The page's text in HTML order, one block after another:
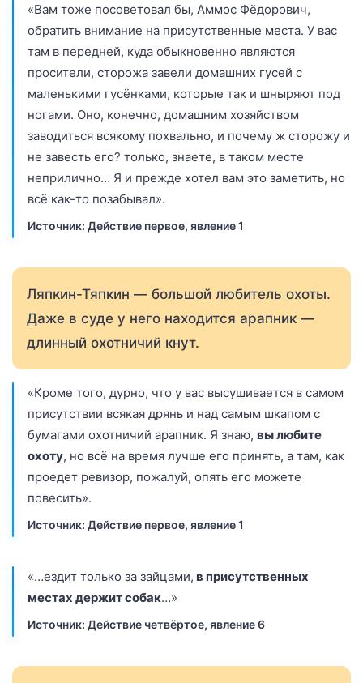
«Вам тоже посоветовал бы, Аммос Фёдорович,
обратить внимание на присутственные места. У вас
там в передней, куда обыкновенно являются
просители, сторожа завели домашних гусей с
маленькими гусёнками, которые так и шныряют под
ногами. Оно, конечно, домашним хозяйством
заводиться всякому похвально, и почему ж сторожу и
не завесть его? только, знаете, в таком месте
неприлично… Я и прежде хотел вам это заметить, но
всё как-то позабывал».
Источник: Действие первое, явление 1
Ляпкин-Тяпкин — большой любитель охоты.
Даже в суде у него находится арапник —
длинный охотничий кнут.
«Кроме того, дурно, что у вас высушивается в самом
присутствии всякая дрянь и над самым шкапом с
бумагами охотничий арапник. Я знаю, вы любите
охоту, но всё на время лучше его принять, а там, как
проедет ревизор, пожалуй, опять его можете
повесить».
Источник: Действие первое, явление 1
«…ездит только за зайцами, в присутственных
местах держит собак…»
Источник: Действие четвёртое, явление 6